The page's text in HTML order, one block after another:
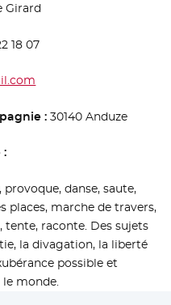
Girard
18 07
:30140 Anduze
:
danse, saute,
places, marche de travers,
tente, raconte. Des sujets
la divagation, la liberté
possible et
monde.